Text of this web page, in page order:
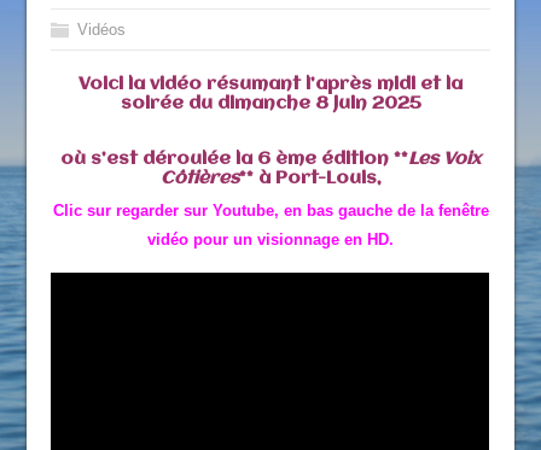
Vidéos
Voici la vidéo résumant l’après midi et la
soirée du dimanche 8 juin 2025
où s’est déroulée la 6 ème édition **Les Voix
Côtières** à Port-Louis,
Clic sur regarder sur Youtube, en bas gauche de la fenêtre
vidéo pour un visionnage en HD.